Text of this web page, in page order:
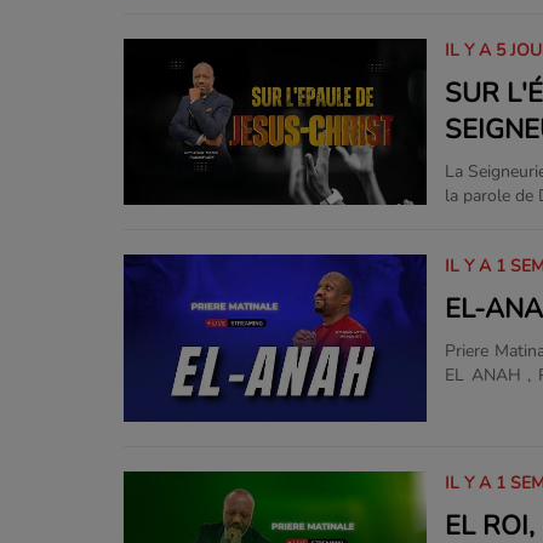
IL Y A 5
SUR
La
la parole de
IL Y A 1
EL-
Priere
EL ANAH , Prière Matinale
https://
silo/
IL Y A 1
EL